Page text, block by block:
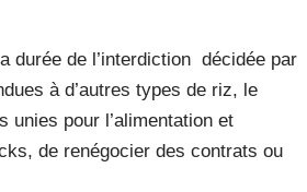
durée de l’interdiction décidée par
à d’autres types de riz, le
unies pour l’alimentation et
de renégocier des contrats ou